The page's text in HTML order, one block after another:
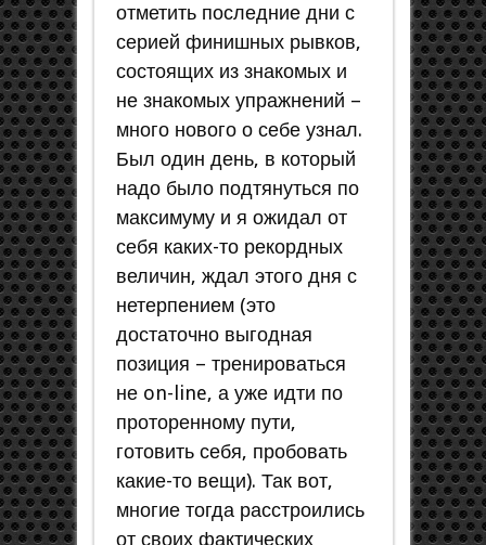
отметить последние дни с
серией финишных рывков,
состоящих из знакомых и
не знакомых упражнений –
много нового о себе узнал.
Был один день, в который
надо было подтянуться по
максимуму и я ожидал от
себя каких-то рекордных
величин, ждал этого дня с
нетерпением (это
достаточно выгодная
позиция – тренироваться
не on-line, а уже идти по
проторенному пути,
готовить себя, пробовать
какие-то вещи). Так вот,
многие тогда расстроились
от своих фактических